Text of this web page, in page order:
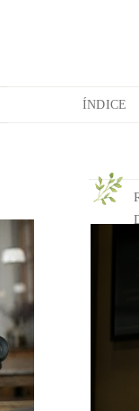
ÍNDICE